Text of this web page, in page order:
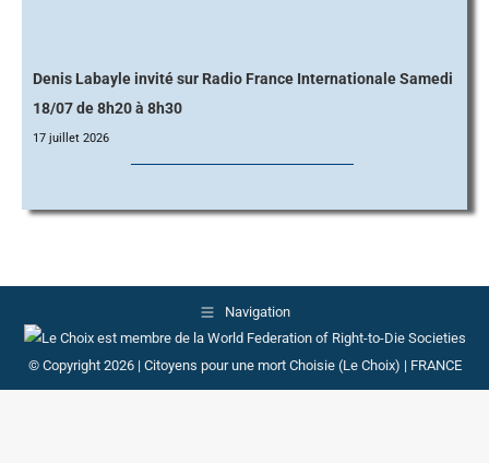
Denis Labayle invité sur Radio France Internationale Samedi
18/07 de 8h20 à 8h30
17 juillet 2026
Navigation
© Copyright 2026 | Citoyens pour une mort Choisie (Le Choix) | FRANCE